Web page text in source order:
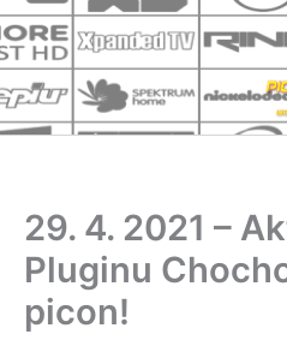
Přeskočit
na
obsah
29. 4. 2021 –
Pluginu
picon!